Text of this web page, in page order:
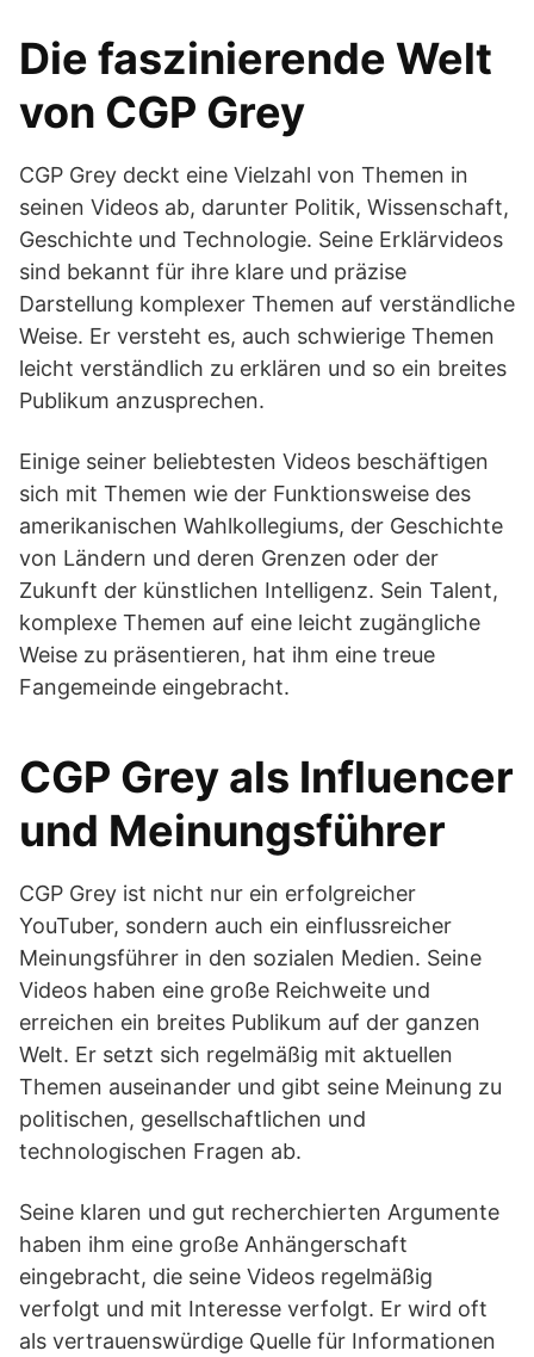
Die faszinierende Welt
von CGP Grey
CGP Grey deckt eine Vielzahl von Themen in
seinen Videos ab, darunter Politik, Wissenschaft,
Geschichte und Technologie. Seine Erklärvideos
sind bekannt für ihre klare und präzise
Darstellung komplexer Themen auf verständliche
Weise. Er versteht es, auch schwierige Themen
leicht verständlich zu erklären und so ein breites
Publikum anzusprechen.
Einige seiner beliebtesten Videos beschäftigen
sich mit Themen wie der Funktionsweise des
amerikanischen Wahlkollegiums, der Geschichte
von Ländern und deren Grenzen oder der
Zukunft der künstlichen Intelligenz. Sein Talent,
komplexe Themen auf eine leicht zugängliche
Weise zu präsentieren, hat ihm eine treue
Fangemeinde eingebracht.
CGP Grey als Influencer
und Meinungsführer
CGP Grey ist nicht nur ein erfolgreicher
YouTuber, sondern auch ein einflussreicher
Meinungsführer in den sozialen Medien. Seine
Videos haben eine große Reichweite und
erreichen ein breites Publikum auf der ganzen
Welt. Er setzt sich regelmäßig mit aktuellen
Themen auseinander und gibt seine Meinung zu
politischen, gesellschaftlichen und
technologischen Fragen ab.
Seine klaren und gut recherchierten Argumente
haben ihm eine große Anhängerschaft
eingebracht, die seine Videos regelmäßig
verfolgt und mit Interesse verfolgt. Er wird oft
als vertrauenswürdige Quelle für Informationen